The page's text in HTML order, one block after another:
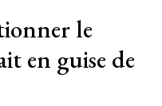
le
en guise de